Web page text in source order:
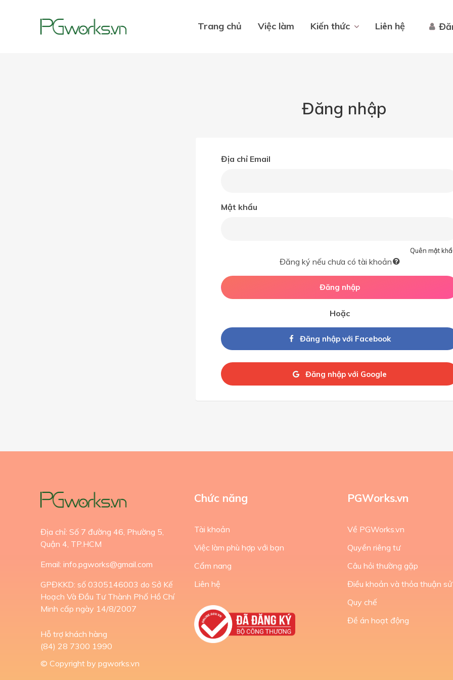
Trang chủ Việc làm Kiến thức Liên hệ
Đăng nhập
Địa chỉ Email
Mật khẩu
Quên mật
Đăng ký nếu chưa có tài khoản
Đăng nhập
Hoặc
Đăng nhập với Facebook
Đăng nhập với Google
Địa chỉ: Số 7 đường 46, Phường 5,
Quận 4, TP.HCM
Email: info.pgworks@gmail.com
GPĐKKD: số 0305146003 do Sở Kế
Hoạch Và Đầu Tư Thành Phố Hồ Chí
Minh cấp ngày 14/8/2007
Hỗ trợ khách hàng
(84) 28 7300 1990
© Copyright by pgworks.vn
Chức năng
Tài khoản
Việc làm phù hợp với bạn
Cẩm nang
Liên hệ
PGWorks.vn
Về PGWorks.vn
Quyền riêng tư
Câu hỏi thường gặp
Điều khoản và thỏa thuận
Quy chế
Đề án hoạt động